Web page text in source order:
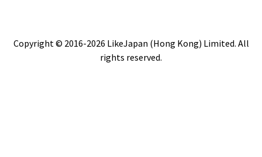
Copyright © 2016-2026 LikeJapan (Hong Kong) Limited. All
rights reserved.